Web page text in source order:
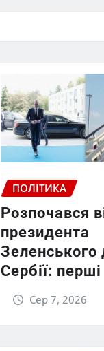
ПОЛІТИКА
Розпочався
президента
Зеленського
Сербії:
Сер 7, 2026